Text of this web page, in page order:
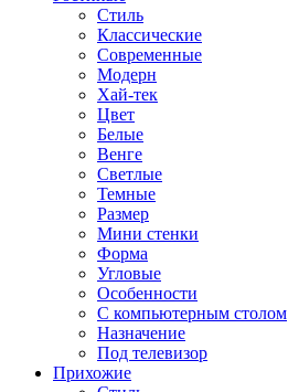
Стиль
Классические
Современные
Модерн
Хай-тек
Цвет
Белые
Венге
Светлые
Темные
Размер
Мини стенки
Форма
Угловые
Особенности
С компьютерным столом
Назначение
Под телевизор
Прихожие